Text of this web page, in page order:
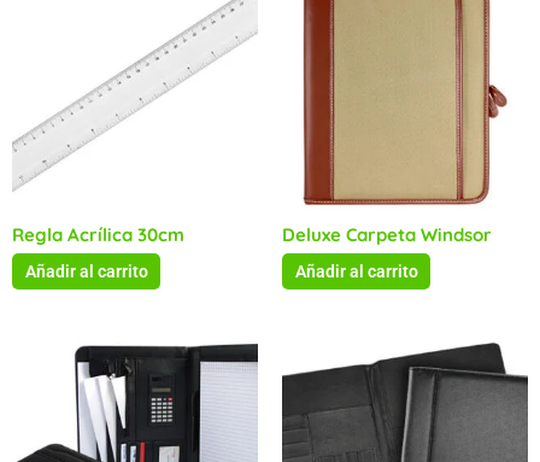
Regla Acrílica 30cm
Añadir al carrito
Deluxe Carpeta Windsor
Añadir al carrito